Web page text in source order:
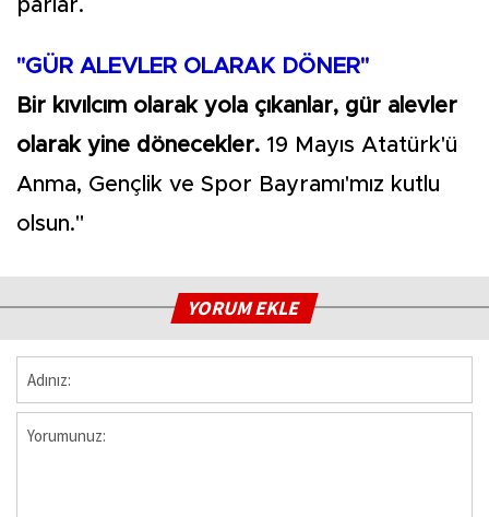
parlar.
"GÜR ALEVLER OLARAK DÖNER"
Bir kıvılcım olarak yola çıkanlar, gür alevler
olarak yine dönecekler. 19 Mayıs Atatürk'ü
Anma, Gençlik ve Spor Bayramı'mız kutlu
olsun."
YORUM EKLE